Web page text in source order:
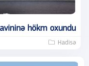
hökm oxundu
Hadisə